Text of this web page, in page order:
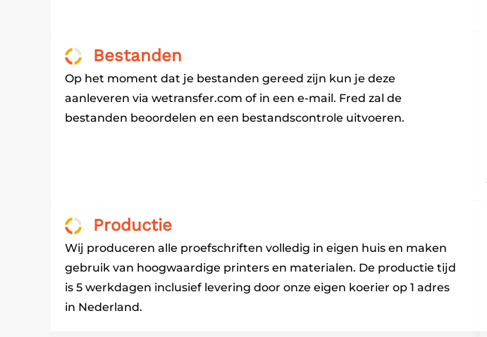
Bestanden
Op het moment dat je bestanden gereed zijn kun je deze
aanleveren via wetransfer.com of in een e-mail. Fred zal de
bestanden beoordelen en een bestandscontrole uitvoeren.
Productie
Wij produceren alle proefschriften volledig in eigen huis en maken
gebruik van hoogwaardige printers en materialen. De productie tijd
is 5 werkdagen inclusief levering door onze eigen koerier op 1 adres
in Nederland.